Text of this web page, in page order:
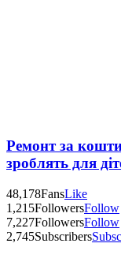
Ремонт за
зроблять для
48,178FansLike
1,215FollowersFollow
7,227FollowersFollow
2,745Subscribers